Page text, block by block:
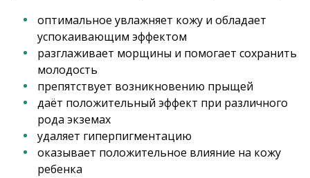
оптимальное увлажняет кожу и обладает
успокаивающим эффектом
разглаживает морщины и помогает сохранить
молодость
препятствует возникновению прыщей
даёт положительный эффект при различного
рода экземах
удаляет гиперпигментацию
оказывает положительное влияние на кожу
ребенка